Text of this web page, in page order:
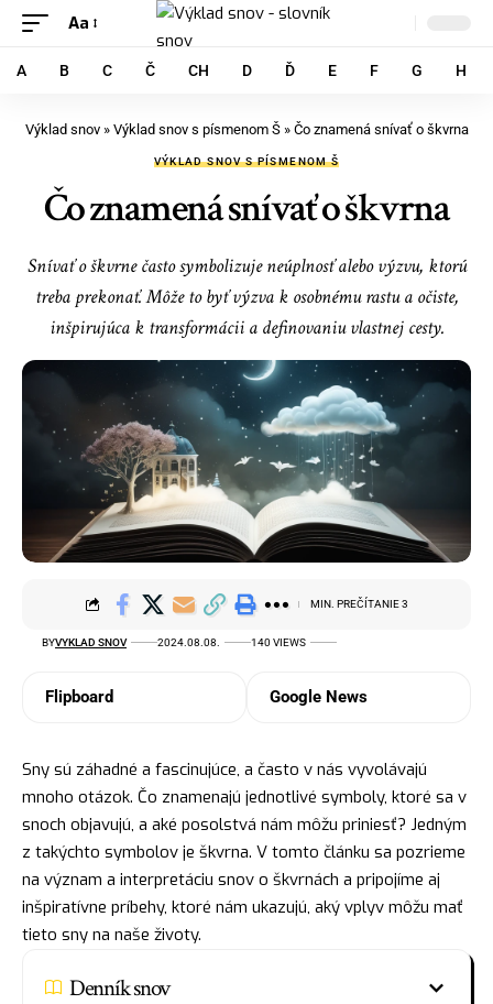
Aa
A B C Č CH D Ď E F G H
Výklad snov» Výklad snov s písmenom Š» Čo znamená snívať o škvrna
VÝKLAD SNOV S PÍSMENOM Š
Čo znamená snívať o škvrna
Snívať o škvrne často symbolizuje neúplnosť alebo výzvu, ktorú
treba prekonať. Môže to byť výzva k osobnému rastu a očiste,
inšpirujúca k transformácii a definovaniu vlastnej cesty.
BYVYKLAD SNOV 2024.08.08. 140 VIEWS
MIN. PREČÍTANIE 3
Flipboard Google News
Sny sú záhadné a fascinujúce, a často v nás vyvolávajú
mnoho otázok. Čo znamenajú jednotlivé symboly, ktoré sa v
snoch objavujú, a aké posolstvá nám môžu priniesť? Jedným
z takýchto symbolov je škvrna. V tomto článku sa pozrieme
na význam a interpretáciu snov o škvrnách a pripojíme aj
inšpiratívne príbehy, ktoré nám ukazujú, aký vplyv môžu mať
tieto sny na naše životy.
Denník snov